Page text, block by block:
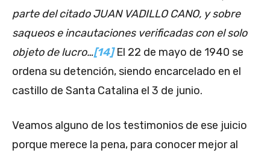
parte del citado JUAN VADILLO CANO, y sobre
saqueos e incautaciones verificadas con el solo
objeto de lucro…[14]El 22 de mayo de 1940 se
ordena su detención, siendo encarcelado en el
castillo de Santa Catalina el 3 de junio.
Veamos alguno de los testimonios de ese juicio
porque merece la pena, para conocer mejor al